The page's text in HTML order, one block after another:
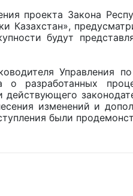
проекта Закона
Казахстан»,
будут
Управления
разработанных
изменений и
были